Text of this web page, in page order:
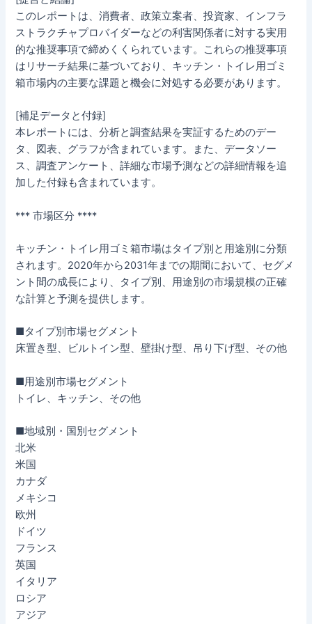
このレポートは、消費者、政策立案者、投資家、インフラ
ストラクチャプロバイダーなどの利害関係者に対する実用
的な推奨事項で締めくくられています。これらの推奨事項
はリサーチ結果に基づいており、キッチン・トイレ用ゴミ
箱市場内の主要な課題と機会に対処する必要があります。
[補足データと付録]
本レポートには、分析と調査結果を実証するためのデー
タ、図表、グラフが含まれています。また、データソー
ス、調査アンケート、詳細な市場予測などの詳細情報を追
加した付録も含まれています。
*** 市場区分 ****
キッチン・トイレ用ゴミ箱市場はタイプ別と用途別に分類
されます。2020年から2031年までの期間において、セグメ
ント間の成長により、タイプ別、用途別の市場規模の正確
な計算と予測を提供します。
■タイプ別市場セグメント
床置き型、ビルトイン型、壁掛け型、吊り下げ型、その他
■用途別市場セグメント
トイレ、キッチン、その他
■地域別・国別セグメント
北米
米国
カナダ
メキシコ
欧州
ドイツ
フランス
英国
イタリア
ロシア
アジア